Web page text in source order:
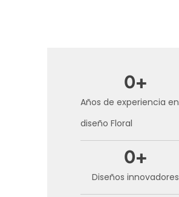
Años de experiencia en
diseño Floral
0+
Diseños innovadores
0+